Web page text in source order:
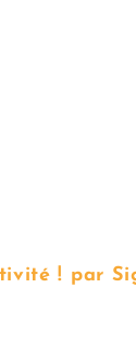
! par